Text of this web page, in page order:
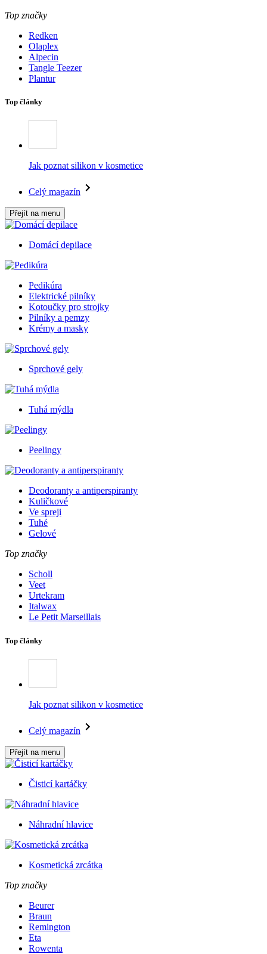
Top značky
Redken
Olaplex
Alpecin
Tangle Teezer
Plantur
Top články
Jak poznat silikon v kosmetice
Celý magazín
Přejít na menu
Domácí depilace
Pedikúra
Elektrické pilníky
Kotoučky pro strojky
Pilníky a pemzy
Krémy a masky
Sprchové gely
Tuhá mýdla
Peelingy
Deodoranty a antiperspiranty
Kuličkové
Ve spreji
Tuhé
Gelové
Top značky
Scholl
Veet
Urtekram
Italwax
Le Petit Marseillais
Top články
Jak poznat silikon v kosmetice
Celý magazín
Přejít na menu
Čisticí kartáčky
Náhradní hlavice
Kosmetická zrcátka
Top značky
Beurer
Braun
Remington
Eta
Rowenta